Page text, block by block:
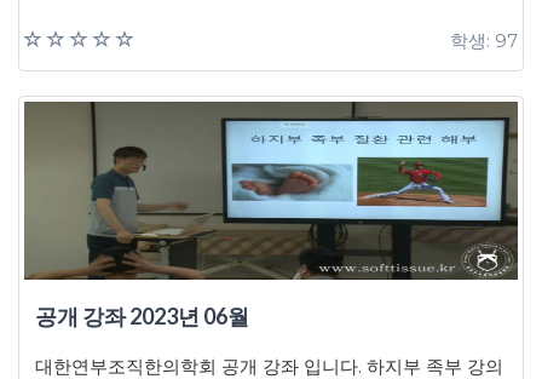
학생: 97
공개 강좌 2023년 06월
대한연부조직한의학회 공개 강좌 입니다. 하지부 족부 강의